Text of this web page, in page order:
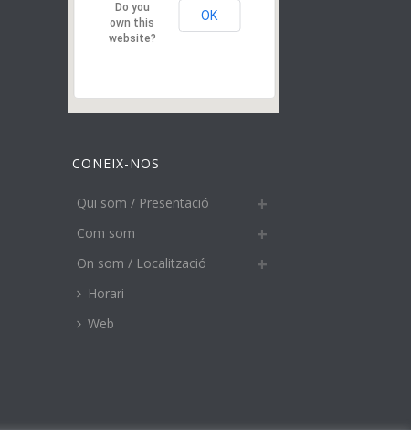
Do you
own this
website?
OK
CONEIX-NOS
Qui som / Presentació
Com som
On som / Localització
Horari
Web